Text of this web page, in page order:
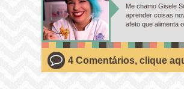
Me chamo Gisele
aprender coisas
afeto que alimenta
4 Comentários, clique